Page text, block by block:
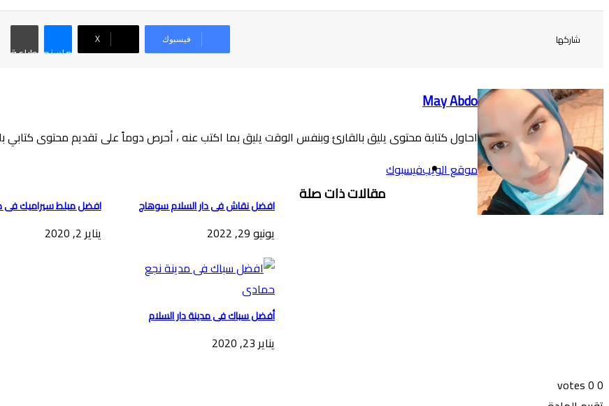
شاركها فيسبوك ‫X
ماسنجر طباعة
May Abdo
احاول كتابة محتوى يليق بالقارئ وبنفس الوقت يليق بما اكتب عنه ، أحرص دوماً على تقديم محتوى كتابي
موقع الويبفيسبوك
مقالات ذات صلة افضل نقاش فى دار السلام سوهاج
يونيو 29, 2022
افضل مبلط سيراميك فى
يناير 2, 2020
أفضل سباك فى مدينة دار السلام
يناير 23, 2020
0
0
votes